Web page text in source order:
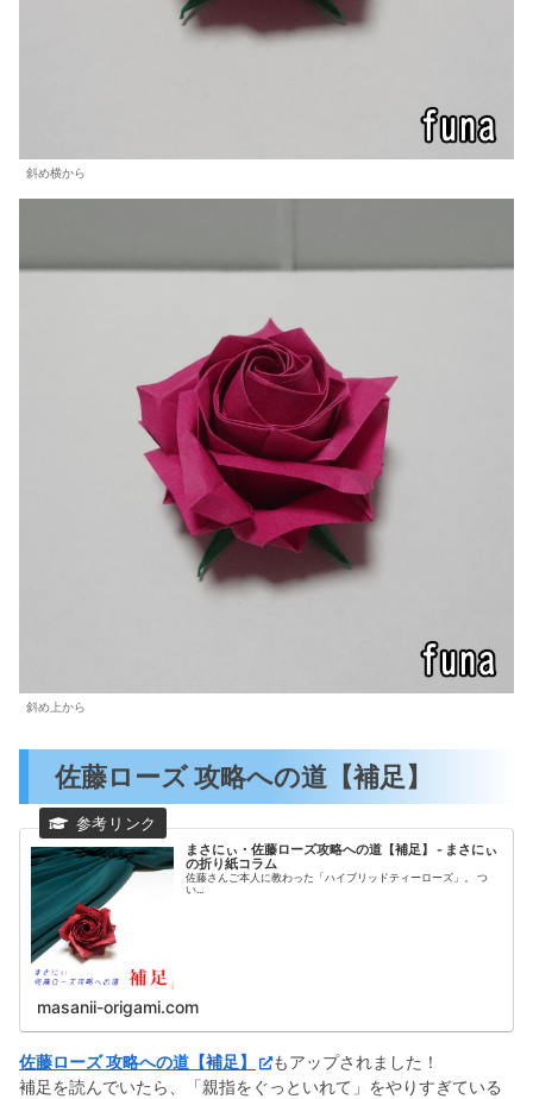
斜め横から
斜め上から
佐藤ローズ 攻略への道【補足】
まさにぃ・佐藤ローズ攻略への道【補足】 - まさにぃ
の折り紙コラム
佐藤さんご本人に教わった「ハイブリッドティーローズ」。 つ
い...
masanii-origami.com
佐藤ローズ 攻略への道【補足】
もアップされました！
補足を読んでいたら、「親指をぐっといれて」をやりすぎている